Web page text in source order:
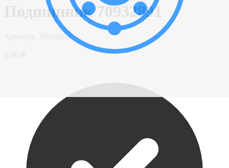
Подшипник 70932891
70932891